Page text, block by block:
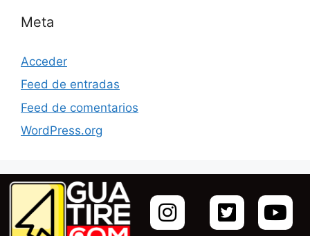
Meta
Acceder
Feed de entradas
Feed de comentarios
WordPress.org